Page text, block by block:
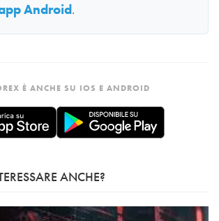
Android.
È ANCHE SU IOS E ANDROID
ANCHE?